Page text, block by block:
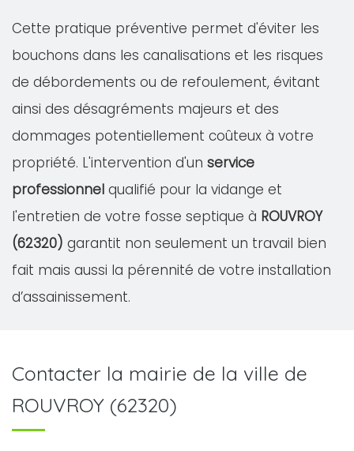
Cette pratique préventive permet d'éviter les
bouchons dans les canalisations et les risques
de débordements ou de refoulement, évitant
ainsi des désagréments majeurs et des
dommages potentiellement coûteux à votre
propriété. L'intervention d'un service
professionnel qualifié pour la vidange et
l'entretien de votre fosse septique à ROUVROY
(62320) garantit non seulement un travail bien
fait mais aussi la pérennité de votre installation
d’assainissement.
Contacter la mairie de la ville de
ROUVROY (62320)